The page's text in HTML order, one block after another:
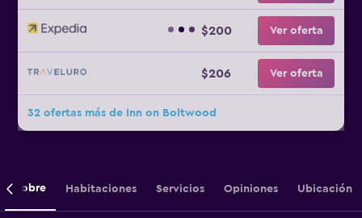
$200 Ver oferta
$206 Ver oferta
32 ofertas más de Inn on Boltwood
Sobre Habitaciones Servicios Opiniones Ubicación